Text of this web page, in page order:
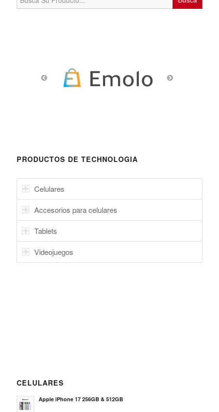
PRODUCTOS DE TECHNOLOGIA
Celulares
Accesorios para celulares
Tablets
Videojuegos
CELULARES
Apple iPhone 17 256GB & 512GB